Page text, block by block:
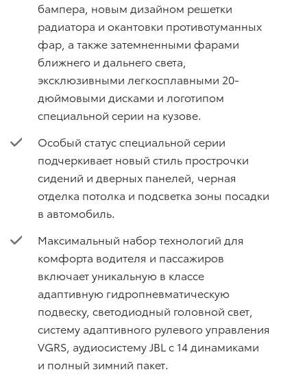
бампера, новым дизайном решетки
радиатора и окантовки противотуманных
фар, а также затемненными фарами
ближнего и дальнего света,
эксклюзивными легкосплавными 20-
дюймовыми дисками и логотипом
специальной серии на кузове.
Особый статус специальной серии
подчеркивает новый стиль прострочки
сидений и дверных панелей, черная
отделка потолка и подсветка зоны посадки
в автомобиль.
Максимальный набор технологий для
комфорта водителя и пассажиров
включает уникальную в классе
адаптивную гидропневматическую
подвеску, светодиодный головной свет,
систему адаптивного рулевого управления
VGRS, аудиосистему JBL с 14 динамиками
и полный зимний пакет.